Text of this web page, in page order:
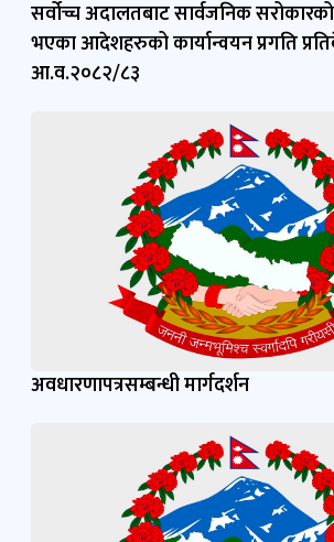
सर्वोच्च अदालतबाट सार्वजनिक सरोकारको
भएका आदेशहरुको कार्यान्वयन प्रगति
आ.व.२०८२/८३
अवधारणापत्रसम्बन्धी मार्गदर्शन